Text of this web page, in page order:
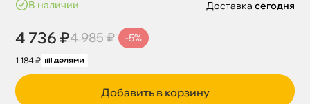
наличии
4 736 ₽4 985 ₽ -5%
1 184 ₽
Доставка сегодня
Добавить в корзину